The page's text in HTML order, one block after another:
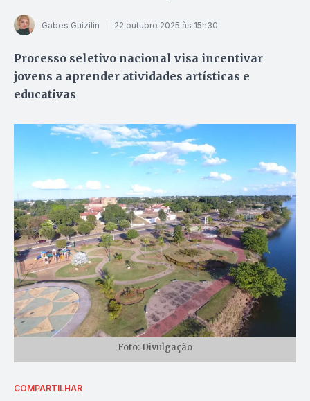
Gabes Guizilin 22 outubro 2025 às 15h30
Processo seletivo nacional visa incentivar
jovens a aprender atividades artísticas e
educativas
Foto: Divulgação
COMPARTILHAR